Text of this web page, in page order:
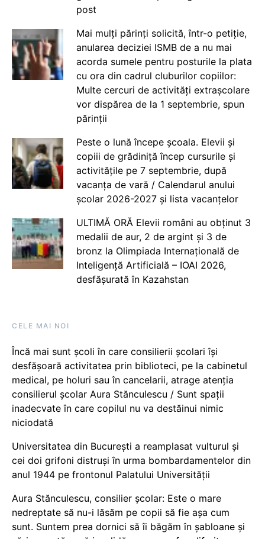
post
Mai mulți părinți solicită, într-o petiție,
anularea deciziei ISMB de a nu mai
acorda sumele pentru posturile la plata
cu ora din cadrul cluburilor copiilor:
Multe cercuri de activități extrașcolare
vor dispărea de la 1 septembrie, spun
părinții
Peste o lună începe școala. Elevii și
copiii de grădiniță încep cursurile și
activitățile pe 7 septembrie, după
vacanța de vară / Calendarul anului
școlar 2026-2027 și lista vacanțelor
ULTIMĂ ORĂ Elevii români au obținut 3
medalii de aur, 2 de argint și 3 de
bronz la Olimpiada Internațională de
Inteligență Artificială – IOAI 2026,
desfășurată în Kazahstan
CELE MAI NOI
Încă mai sunt școli în care consilierii școlari își
desfășoară activitatea prin biblioteci, pe la cabinetul
medical, pe holuri sau în cancelarii, atrage atenția
consilierul școlar Aura Stănculescu / Sunt spații
inadecvate în care copilul nu va destăinui nimic
niciodată
Universitatea din București a reamplasat vulturul și
cei doi grifoni distruși în urma bombardamentelor din
anul 1944 pe frontonul Palatului Universității
Aura Stănculescu, consilier școlar: Este o mare
nedreptate să nu-i lăsăm pe copii să fie așa cum
sunt. Suntem prea dornici să îi băgăm în șabloane și